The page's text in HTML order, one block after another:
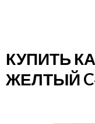
КУПИТЬ
ЖЕЛТЫЙ